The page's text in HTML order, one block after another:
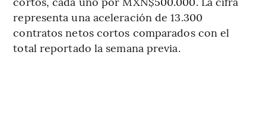
representa una aceleración de 13.300
contratos netos cortos comparados con el
total reportado la semana previa.